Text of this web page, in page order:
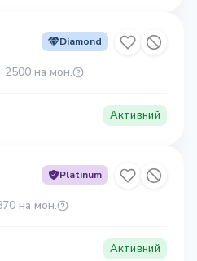
Diamond
2500 на мон.
Активний
Platinum
на мон.
Активний